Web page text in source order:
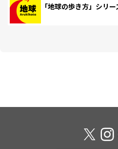
「地球の歩き方」シリ